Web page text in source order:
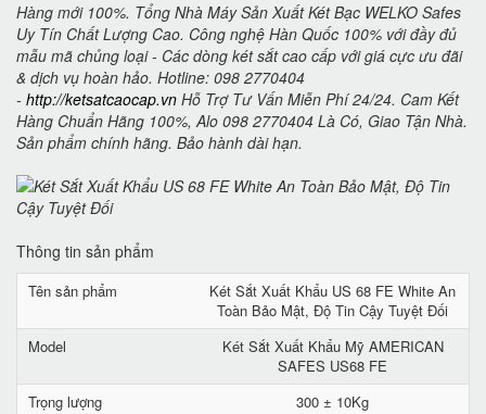
Hàng mới 100%. Tổng Nhà Máy Sản Xuất Két Bạc WELKO Safes
Uy Tín Chất Lượng Cao. Công nghệ Hàn Quốc 100% với đầy đủ
mẫu mã chủng loại - Các dòng két sắt cao cấp với giá cực ưu đãi
& dịch vụ hoàn hảo. Hotline: 098 2770404
- http://ketsatcaocap.vn Hỗ Trợ Tư Vấn Miễn Phí 24/24. Cam Kết
Hàng Chuẩn Hãng 100%, Alo 098 2770404 Là Có, Giao Tận Nhà.
Sản phẩm chính hãng. Bảo hành dài hạn.
Thông tin sản phẩm
Tên sản phẩm
Két Sắt Xuất Khẩu US 68 FE White An
Toàn Bảo Mật, Độ Tin Cậy Tuyệt Đối
Model
Két Sắt Xuất Khẩu Mỹ AMERICAN
SAFES US68 FE
Trọng lượng
300 ± 10Kg